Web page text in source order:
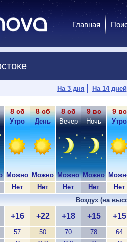
Главная
На 3 дня На 14 дней
8 сб
Утро
Можно
Нет
8 сб
День
Можно
Нет
8 сб
Вечер
Можно
Нет
9 вс
Ночь
Можно
Нет
9 вс
Утро
Нет
Воздух (на
+16
57
+22
50
+18
70
+15
78
+15
64